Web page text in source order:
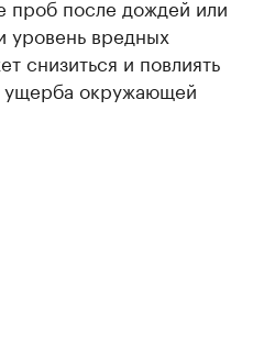
проб после дождей или
уровень вредных
снизиться и повлиять
ущерба окружающей